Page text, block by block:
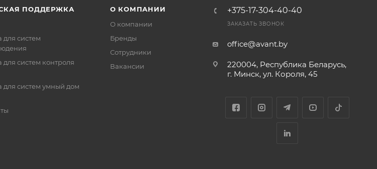
ПОДДЕРЖКА
систем
систем контроля
для систем умный дом
О КОМПАНИИ
О компании
Бренды
Сотрудники
Вакансии
+375-17-304-40-40
ЗАКАЗАТЬ ЗВОНОК
office@avant.by
220004, Республика Беларусь,
г. Минск, ул. Короля, 45